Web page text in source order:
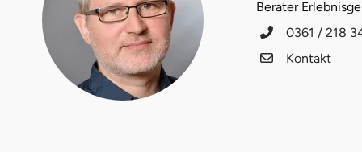
Berater
0361 / 218
Kontakt
Fulda
Fürstenfeldbruck